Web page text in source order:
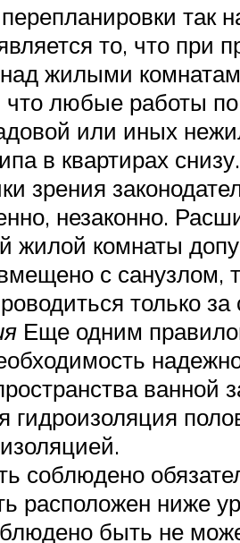
так
то, что
жилыми
любые работы
или иных
в квартирах
зрения
незаконно.
жилой комнаты
с санузлом,
только
Еще одним
ванной
гидроизоляция
соблюдено
расположен ниже
быть не